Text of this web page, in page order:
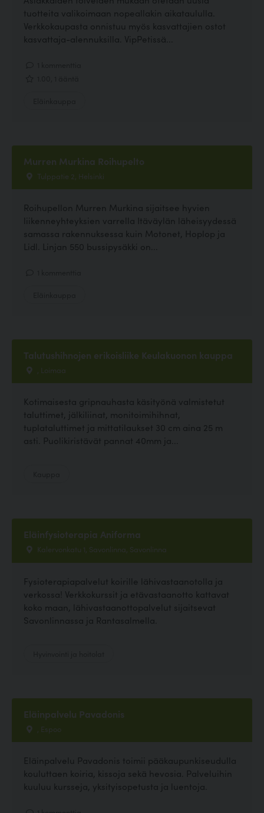
tuotteita valikoimaan nopeallakin aikataululla.
Verkkokaupasta onnistuu myös kasvattajien ostot
kasvattaja-alennuksilla. VipPetissä...
Murren Murkina Roihupelto
Tulppatie 2, Helsinki
Roihupellon Murren Murkina sijaitsee hyvien
liikenneyhteyksien varrella Itäväylän läheisyydessä
samassa rakennuksessa kuin Motonet, Hoplop ja
Lidl. Linjan 550 bussipysäkki on...
Talutushihnojen erikoisliike Keulakuonon kauppa
, Loimaa
Kotimaisesta gripnauhasta käsityönä valmistetut
taluttimet, jälkiliinat, monitoimihihnat,
tuplataluttimet ja mittatilaukset 30 cm aina 25 m
asti. Puolikiristävät pannat 40mm ja...
Eläinfysioterapia Aniforma
Kalervonkatu 1, Savonlinna, Savonlinna
Fysioterapiapalvelut koirille lähivastaanotolla ja
verkossa! Verkkokurssit ja etävastaanotto kattavat
koko maan, lähivastaanottopalvelut sijaitsevat
Savonlinnassa ja Rantasalmella.
Eläinpalvelu Pavadonis
, Espoo
Eläinpalvelu Pavadonis toimii pääkaupunkiseudulla
kouluttaen koiria, kissoja sekä hevosia. Palveluihin
kuuluu kursseja, yksityisopetusta ja luentoja.